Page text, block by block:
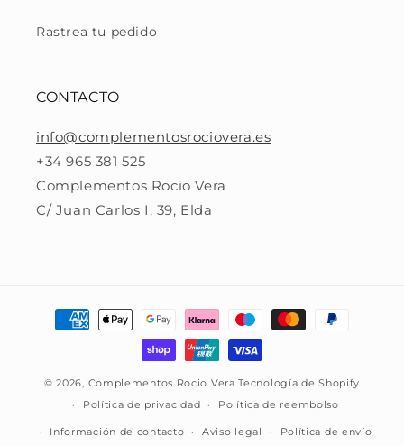
Rastrea tu pedido
CONTACTO
info@complementosrociovera.es
+34 965 381 525
Complementos Rocio Vera
C/ Juan Carlos I, 39, Elda
Formas
© 2026, Complementos Rocio Vera Tecnología de Shopify
Política de privacidad
Política de reembolso
Información de contacto Aviso legal Política de envío